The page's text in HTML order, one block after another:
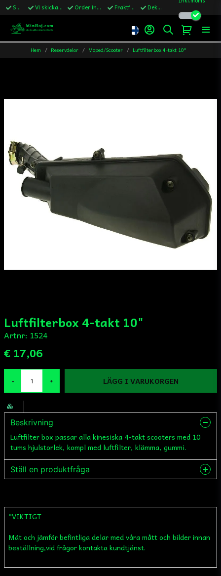
Snabba leveranser Vi skickar till Sverige,Danmark & Finland Order innan kl.13 skickas samma vardag Fraktfritt över 1200kr till Sverige Dekaler ingår i alla ordrar
Hem Reservdelar Moped/Scooter Luftfilterbox 4-takt 10"
Luftfilterbox 4-takt 10"
Artnr: 1524
€ 17,06
- + LÄGG I VARUKORGEN
Beskrivning
Luftfilter box passar alla kinesiska 4-takt scooters med 10
tums hjulstorlek, kompl med luftfilter, klämma, gummi.
Ställ en produktfråga
name
Namn
*VIKTIGT
Mät och jämför befintliga delar med våra mått och bilder innan
beställning,vid frågor kontakta kundtjänst.